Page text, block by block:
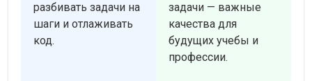
разбивать задачи на
шаги и отлаживать
код.
задачи — важные
качества для
будущих учебы и
профессии.